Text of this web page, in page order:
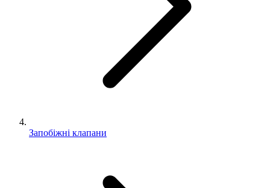
Запобіжні клапани